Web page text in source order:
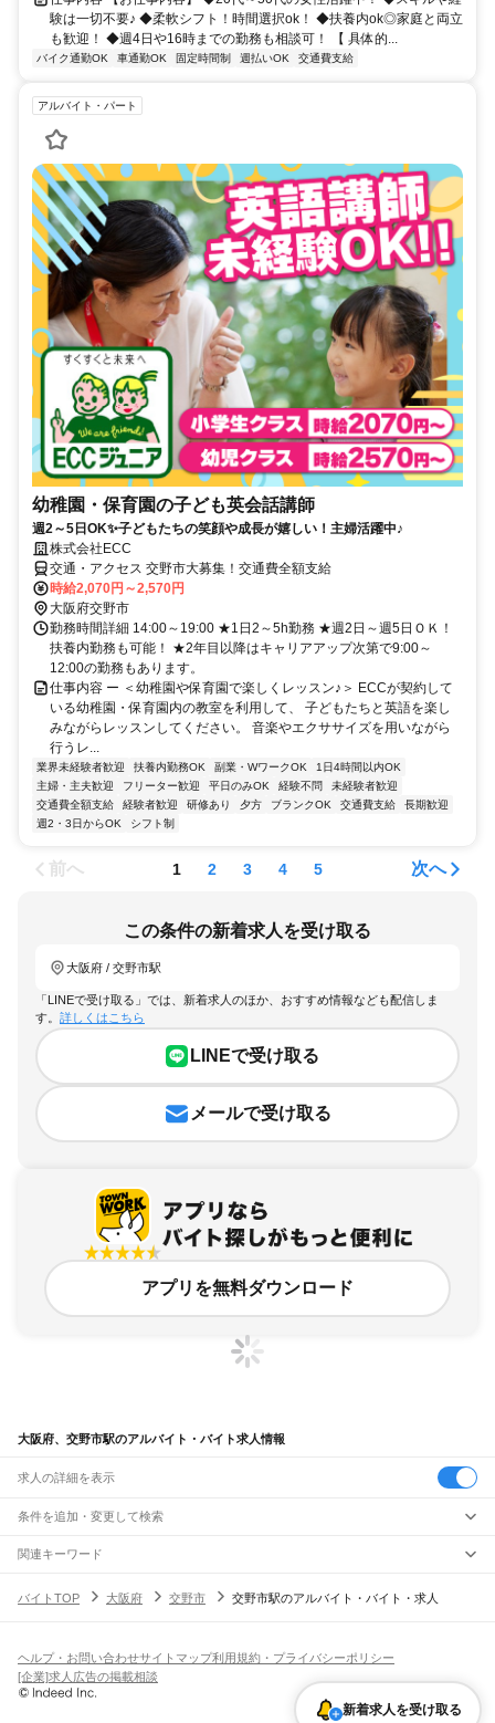
験は一切不要♪ ◆柔軟シフト！時間選択ok！ ◆扶養内ok◎家庭と両立
も歓迎！ ◆週4日や16時までの勤務も相談可！ 【 具体的...
バイク通勤OK 車通勤OK 固定時間制 週払いOK 交通費支給
アルバイト・パート
幼稚園・保育園の子ども英会話講師
週2～5日OK✨子どもたちの笑顔や成長が嬉しい！主婦活躍中♪
株式会社ECC
交通・アクセス 交野市大募集！交通費全額支給
時給2,070円～2,570円
大阪府交野市
勤務時間詳細 14:00～19:00 ★1日2～5h勤務 ★週2日～週5日ＯＫ！
扶養内勤務も可能！ ★2年目以降はキャリアアップ次第で9:00～
12:00の勤務もあります。
仕事内容 ー ＜幼稚園や保育園で楽しくレッスン♪＞ ECCが契約して
いる幼稚園・保育園内の教室を利用して、 子どもたちと英語を楽し
みながらレッスンしてください。 音楽やエクササイズを用いながら
行うレ...
業界未経験者歓迎 扶養内勤務OK 副業・WワークOK
1日4時間以内OK
主婦・主夫歓迎
フリーター歓迎 平日のみOK 経験不問
未経験者歓迎
交通費全額支給
経験者歓迎 研修あり 夕方 ブランクOK 交通費支給
長期歓迎
週2・3日からOK
シフト制
前へ 1 2 3 4 5 次へ
この条件の新着求人を受け取る
大阪府 / 交野市駅
「LINEで受け取る」では、新着求人のほか、おすすめ情報なども配信しま
す。 詳しくはこちら
LINEで受け取る
メールで受け取る
アプリを無料ダウンロード
大阪府、交野市駅のアルバイト・バイト求人情報
求人の詳細を表示
条件を追加・変更して検索
市区町村を追加・変更
大阪府すべて
生野区旭区城東区阿倍野区 住吉区東住吉区西成区淀川区 鶴見区
平野区北区中央区
駅を追加・変更
島本駅 高槻駅摂津富田駅 JR総持寺駅茨木駅 千里丘駅 岸辺駅吹田駅
新大阪駅大阪駅
JR神戸線(大阪～神戸)
飲食・フードサービス
飲食・フードサービス
ホールスタッフ
皿洗い・洗い場精肉・鮮魚加工
バー（BAR）・バーテンダー
特徴を追加・変更
人気
髪型・髪色自由ひげOKネイルOK
関連キーワード
バイトTOP
大阪府 交野市 交野市駅のアルバイト・バイト・求人
新着求人を受け取る
ヘルプ・お問い合わせサイトマップ利用規約・プライバシーポリシー
[企業]求人広告の掲載相談